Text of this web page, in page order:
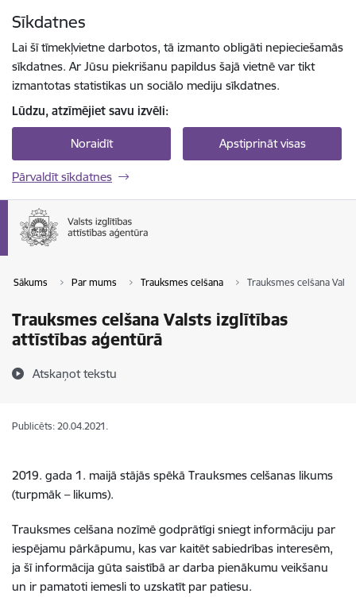
Sīkdatnes
Lai šī tīmekļvietne darbotos, tā izmanto obligāti nepieciešamās
sīkdatnes. Ar Jūsu piekrišanu papildus šajā vietnē var tikt
izmantotas statistikas un sociālo mediju sīkdatnes.
Lūdzu, atzīmējiet savu izvēli:
Noraidīt Apstiprināt visas
Pārvaldīt sīkdatnes
Sākums Par mums Trauksmes celšana Trauksmes celšana
Trauksmes celšana Valsts izglītības
attīstības aģentūrā
Atskaņot tekstu
Publicēts: 20.04.2021.
2019. gada 1. maijā stājās spēkā Trauksmes celšanas likums
(turpmāk – likums).
Trauksmes celšana nozīmē godprātīgi sniegt informāciju par
iespējamu pārkāpumu, kas var kaitēt sabiedrības interesēm,
ja šī informācija gūta saistībā ar darba pienākumu veikšanu
un ir pamatoti iemesli to uzskatīt par patiesu.